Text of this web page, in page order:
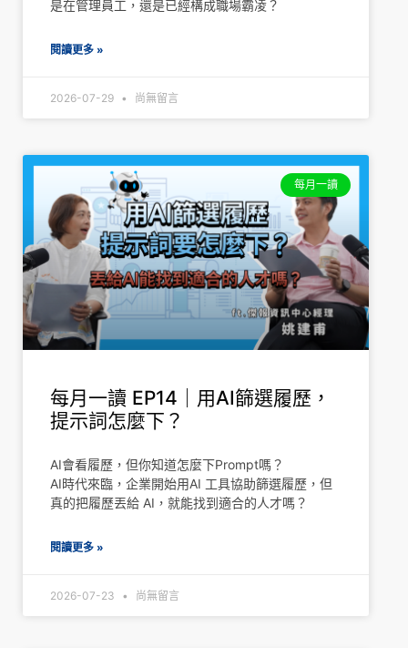
是在管理員工，還是已經構成職場霸凌？
閱讀更多 »
2026-07-29 尚無留言
每月一讀
每月一讀 EP14｜用AI篩選履歷，
提示詞怎麼下？
AI會看履歷，但你知道怎麼下Prompt嗎？
AI時代來臨，企業開始用AI 工具協助篩選履歷，但
真的把履歷丟給 AI，就能找到適合的人才嗎？
閱讀更多 »
2026-07-23 尚無留言